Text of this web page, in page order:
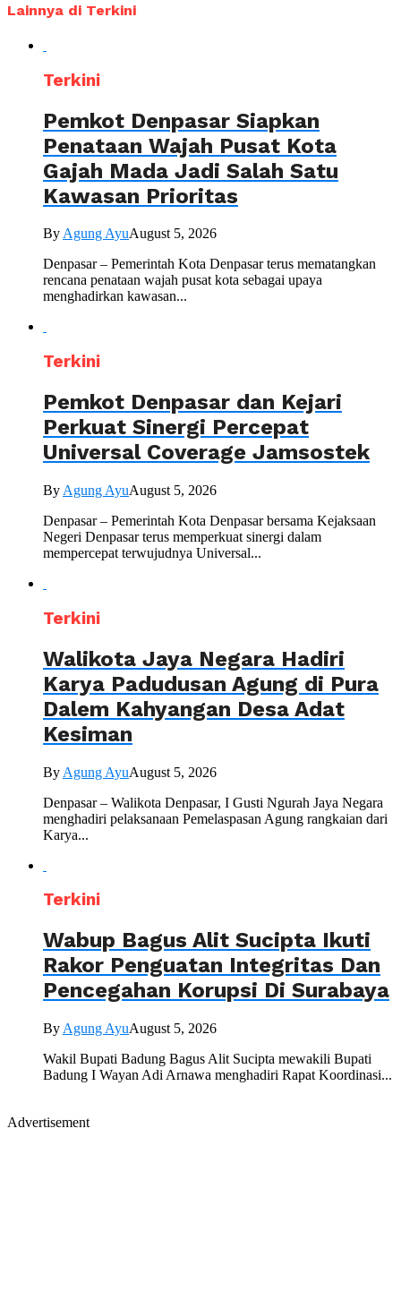
Lainnya di Terkini
Terkini
Pemkot Denpasar Siapkan
Penataan Wajah Pusat Kota
Gajah Mada Jadi Salah Satu
Kawasan Prioritas
ByAgung AyuAugust 5, 2026
Denpasar – Pemerintah Kota Denpasar terus mematangkan
rencana penataan wajah pusat kota sebagai upaya
menghadirkan kawasan...
Terkini
Pemkot Denpasar dan Kejari
Perkuat Sinergi Percepat
Universal Coverage Jamsostek
By Agung AyuAugust 5, 2026
Denpasar – Pemerintah Kota Denpasar bersama Kejaksaan
Negeri Denpasar terus memperkuat sinergi dalam
mempercepat terwujudnya Universal...
Terkini
Walikota Jaya Negara Hadiri
Karya Padudusan Agung di Pura
Dalem Kahyangan Desa Adat
Kesiman
By Agung AyuAugust 5, 2026
Denpasar – Walikota Denpasar, I Gusti Ngurah Jaya Negara
menghadiri pelaksanaan Pemelaspasan Agung rangkaian dari
Karya...
Terkini
Wabup Bagus Alit Sucipta Ikuti
Rakor Penguatan Integritas Dan
Pencegahan Korupsi Di Surabaya
By Agung AyuAugust 5, 2026
Wakil Bupati Badung Bagus Alit Sucipta mewakili Bupati
Badung I Wayan Adi Arnawa menghadiri Rapat Koordinasi...
Advertisement